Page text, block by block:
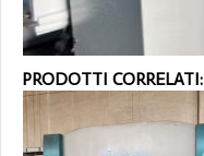
PRODOTTI CORRELATI: